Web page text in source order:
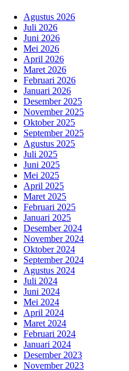
Agustus 2026
Juli 2026
Juni 2026
Mei 2026
April 2026
Maret 2026
Februari 2026
Januari 2026
Desember 2025
November 2025
Oktober 2025
September 2025
Agustus 2025
Juli 2025
Juni 2025
Mei 2025
April 2025
Maret 2025
Februari 2025
Januari 2025
Desember 2024
November 2024
Oktober 2024
September 2024
Agustus 2024
Juli 2024
Juni 2024
Mei 2024
April 2024
Maret 2024
Februari 2024
Januari 2024
Desember 2023
November 2023